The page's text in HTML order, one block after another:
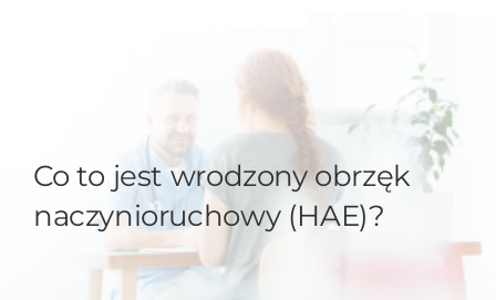
Co to jest wrodzony obrzęk
naczynioruchowy (HAE)?